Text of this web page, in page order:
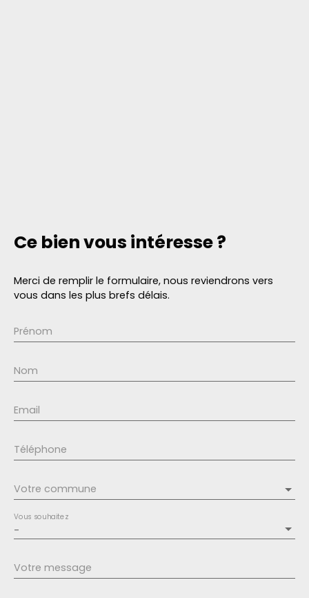
Ce bienvous intéresse ?
Merci de remplir le formulaire, nous reviendrons vers
vous dans les plus brefs délais.
Prénom
Nom
Email
Téléphone
Votre commune
-
Vous souhaitez
Votre message